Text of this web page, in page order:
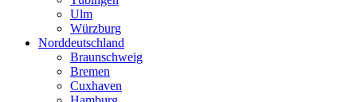
Ulm
Würzburg
Norddeutschland
Braunschweig
Bremen
Cuxhaven